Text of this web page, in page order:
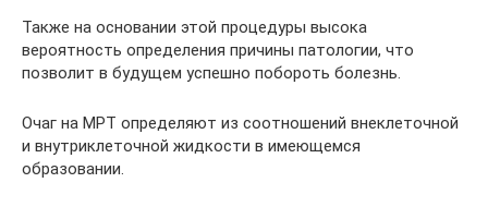
Также на основании этой процедуры высока
вероятность определения причины патологии, что
позволит в будущем успешно побороть болезнь.
Очаг на МРТ определяют из соотношений внеклеточной
и внутриклеточной жидкости в имеющемся
образовании.